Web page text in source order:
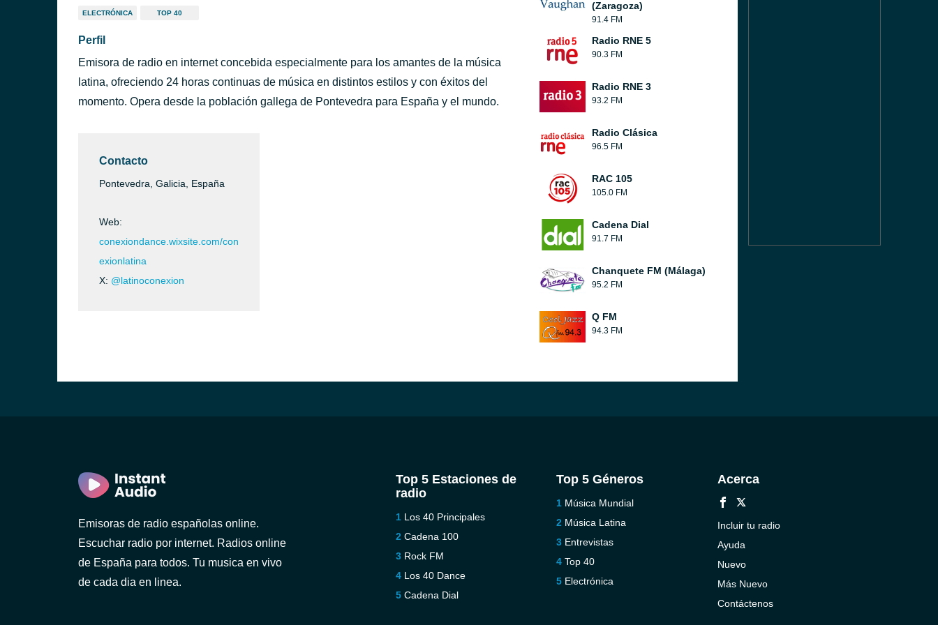
ELECTRÓNICA TOP 40
Perfil
Emisora de radio en internet concebida especialmente para los amantes de la música
latina, ofreciendo 24 horas continuas de música en distintos estilos y con éxitos del
momento. Opera desde la población gallega de Pontevedra para España y el mundo.
Contacto
Pontevedra, Galicia, España
Web:
conexiondance.wixsite.com/con
exionlatina
X: @latinoconexion
(Zaragoza)
91.4 FM
Radio RNE 5
90.3 FM
Radio RNE 3
93.2 FM
Radio Clásica
96.5 FM
RAC 105
105.0 FM
Cadena Dial
91.7 FM
Chanquete FM (Málaga)
95.2 FM
Q FM
94.3 FM
Emisoras de radio españolas online.
Escuchar radio por internet. Radios online
de España para todos. Tu musica en vivo
de cada dia en linea.
Top 5 Estaciones de
radio
Los 40 Principales
Cadena 100
Rock FM
Los 40 Dance
Cadena Dial
Top 5 Géneros
Música Mundial
Música Latina
Entrevistas
Top 40
Electrónica
Acerca
Incluir tu radio
Ayuda
Nuevo
Más Nuevo
Contáctenos